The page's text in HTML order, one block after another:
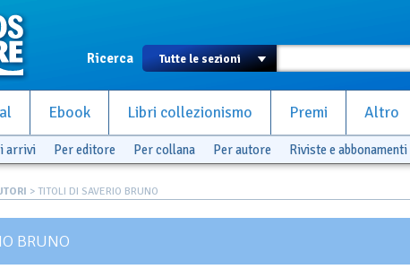
Ricerca
Ebook Libri collezionismo Premi Altro
arrivi Per editore Per collana Per autore Riviste e abbonamenti
> TITOLI DI SAVERIO BRUNO
BRUNO